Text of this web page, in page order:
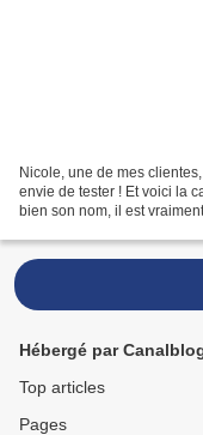
Nicole, une de mes
envie de tester ! Et voici la
bien son nom, il est
Hébergé par
Top articles
Pages